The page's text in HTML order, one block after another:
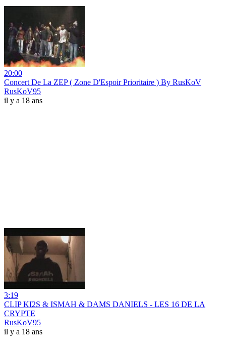
20:00
Concert De La ZEP ( Zone D'Espoir Prioritaire ) By RusKoV
RusKoV95
il y a 18 ans
3:19
CLIP KI2S & ISMAH & DAMS DANIELS - LES 16 DE LA
CRYPTE
RusKoV95
il y a 18 ans